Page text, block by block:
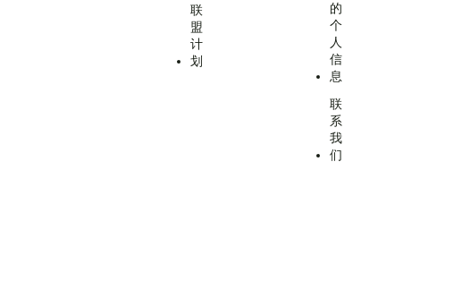
联
盟
计
划
的
个
人
信
息
联
系
我
们